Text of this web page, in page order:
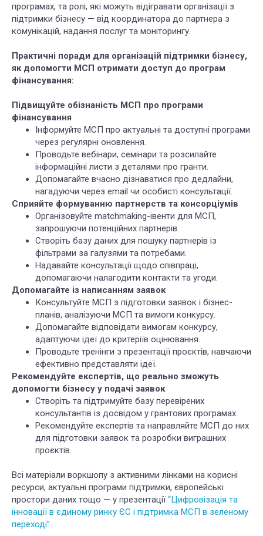
програмах, та ролі, які можуть відігравати організації з
підтримки бізнесу — від координатора до партнера з
комунікацій, надання послуг та моніторингу.
Практичні поради для організацій підтримки бізнесу,
як допомогти МСП отримати доступ до програм
фінансування:
Підвищуйте обізнаність МСП про програми
фінансування
Інформуйте МСП про актуальні та доступні програми
через регулярні оновлення.
Проводьте вебінари, семінари та розсилайте
інформаційні листи з деталями про гранти.
Допомагайте вчасно дізнаватися про дедлайни,
нагадуючи через email чи особисті консультації.
Сприяйте формуванню партнерств та консорціумів
Організовуйте matchmaking-івенти для МСП,
запрошуючи потенційних партнерів.
Створіть базу даних для пошуку партнерів із
фільтрами за галузями та потребами.
Надавайте консультації щодо співпраці,
допомагаючи налагодити контакти та угоди.
Допомагайте із написанням заявок
Консультуйте МСП з підготовки заявок і бізнес-
планів, аналізуючи МСП та вимоги конкурсу.
Допомагайте відповідати вимогам конкурсу,
адаптуючи ідеї до критеріїв оцінювання.
Проводьте тренінги з презентації проєктів, навчаючи
ефективно представляти ідеї.
Рекомендуйте експертів, що реально зможуть
допомогти бізнесу у подачі заявок
Створіть та підтримуйте базу перевірених
консультантів із досвідом у грантових програмах.
Рекомендуйте експертів та направляйте МСП до них
для підготовки заявок та розробки виграшних
проєктів.
Всі матеріали воркшопу з активними лінками на корисні
ресурси, актуальні програми підтримки, європейські
простори даних тощо — у презентації “Цифровізація та
інновації в єдиному ринку ЄС і підтримка МСП в зеленому
переході”